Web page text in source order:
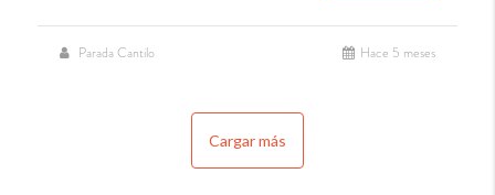
Parada Cantilo Hace 5 meses
Cargar más